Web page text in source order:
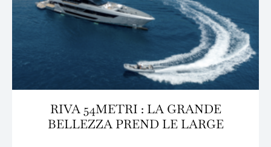
RIVA 54METRI : LA GRANDE
BELLEZZA PREND LE LARGE